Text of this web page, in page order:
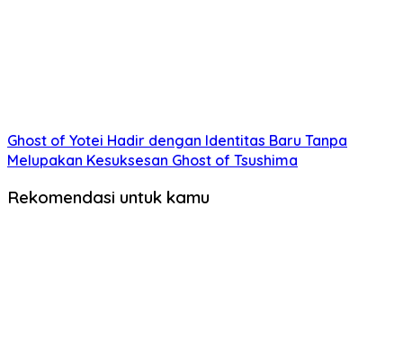
Ghost of Yotei Hadir dengan Identitas Baru Tanpa
Melupakan Kesuksesan Ghost of Tsushima
Rekomendasi untuk kamu